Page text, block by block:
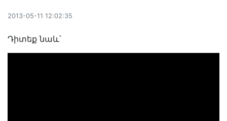
2013-05-11 12:02:35
Դիտեք նաև՝